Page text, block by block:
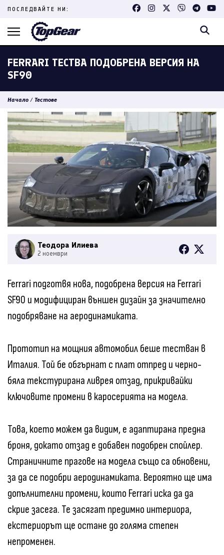
Skip
content
ПОСЛЕДВАЙТЕ НИ:
FERRARI ТЕСТВА ПОДОБРЕНА ВЕРСИЯ НА
SF90
Начало / Тестове
Теодора Илиева
2 ноември
Ferrari подготвя нова, подобрена версия на Ferrari
SF90 и модифициран външен дизайн за значително
подобряване на аеродинамиката.
Прототип на мощния автомобил беше тестван в
Италия. Той бе обгърнат с плат отпред и черно-
бяла текстурирана ливрея отзад, прикривайки
ключовите промени в каросерията на модела.
Това, което можем да видим, е адаптирана предна
броня, докато отзад е добавен подобрен спойлер.
Страничните прагове на модела също са обновени,
за да се подобри аеродинамиката. Вероятно ще има
допълнителни промени, които Ferrari иска да да
скрие засега. Те засягат предимно интериора,
екстериорът ще остане до голяма степен
непроменен.